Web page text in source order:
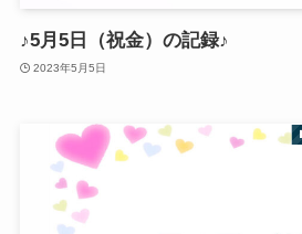
♪5月5日（祝金）の記録♪
2023年5月5日